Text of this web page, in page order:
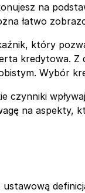
na
łatwo
który
kredytowa.
Wybór
czynniki
na aspekty,
ustawową